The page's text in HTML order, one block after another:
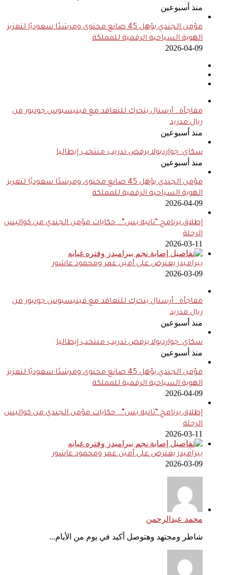
منذ أسبوعين
مؤمن الجندي يؤهل 45 صانع محتوى ومرشدًا سعوديًا لتعزيز
الهوية السياحية الرقمية للمملكة
2026-04-09
مفاجأة.. أرسنال يتحرك للتعاقد مع فينيسيوس جونيور من
ريال مدريد
منذ أسبوعين
سكاي: جوارديولا يرفض تدريب منتخب إيطاليا
منذ أسبوعين
مؤمن الجندي يؤهل 45 صانع محتوى ومرشدًا سعوديًا لتعزيز
الهوية السياحية الرقمية للمملكة
2026-04-09
إطلاق برنامج “ثانية بس”.. حكايات مؤمن الجندي من كواليس
الرحلة
2026-03-11
بيراميدز يعترض على أمين عمر ومحمود عاشور
2026-03-09
مفاجأة.. أرسنال يتحرك للتعاقد مع فينيسيوس جونيور من
ريال مدريد
منذ أسبوعين
سكاي: جوارديولا يرفض تدريب منتخب إيطاليا
منذ أسبوعين
مؤمن الجندي يؤهل 45 صانع محتوى ومرشدًا سعوديًا لتعزيز
الهوية السياحية الرقمية للمملكة
2026-04-09
إطلاق برنامج “ثانية بس”.. حكايات مؤمن الجندي من كواليس
الرحلة
2026-03-11
بيراميدز يعترض على أمين عمر ومحمود عاشور
2026-03-09
محمد عبدالرحمن
شاطر ومجتهد وهتوصل أكيد في يوم من الأيام...